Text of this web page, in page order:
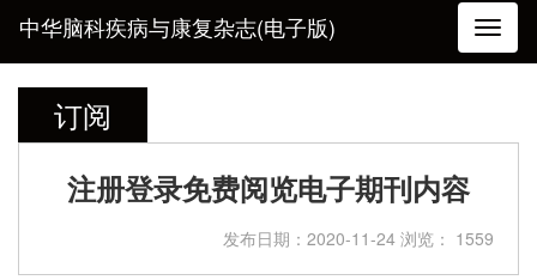
导航
中华脑科疾病与康复杂志(电子版)
订阅
注册登录免费阅览电子期刊内容
发布日期：2020-11-24 浏览： 1559